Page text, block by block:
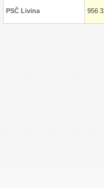
PSČ Livina 956